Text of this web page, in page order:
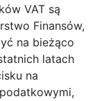
VAT są
Finansów,
na bieżąco
latach
na